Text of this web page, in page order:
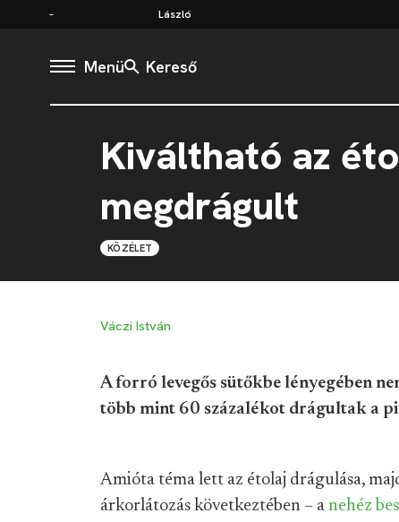
László
Menü Kereső
Kiváltható az
megdrágult
KÖZÉLET
Váczi István
A forró levegős sütőkbe lényegében
több mint 60 százalékot drágultak a
Amióta téma lett az étolaj drágulása,
árkorlátozás következtében – a nehéz